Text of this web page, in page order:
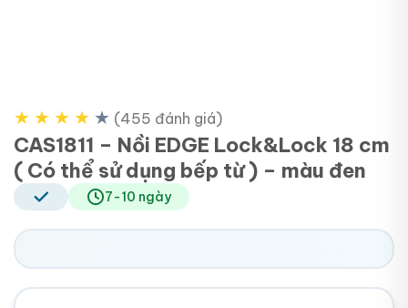
★ ★ ★ ★ ★ (455 đánh giá)
CAS1811 – Nồi EDGE Lock&Lock 18 cm
( Có thể sử dụng bếp từ ) – màu đen
7-10 ngày